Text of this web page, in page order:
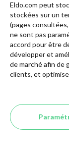
Pose
Eldo.com peut
stockées sur un
(pages
ne sont pas
accord pour être
développer et
de marché afin de
clients, et